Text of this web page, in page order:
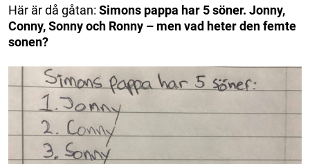
Här är då gåtan: Simons pappa har 5 söner. Jonny,
Conny, Sonny och Ronny – men vad heter den femte
sonen?